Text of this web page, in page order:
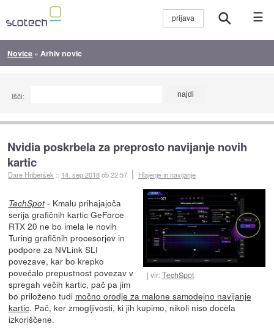
☰
Novice » Arhiv novic
Išči:
Nvidia poskrbela za preprosto navijanje novih
kartic
Dare Hriberšek :: 14. sep 2018ob 22:57 Hlajenje in navijanje
vir:TechSpot
TechSpot- Kmalu prihajajoča
serija grafičnih kartic GeForce
RTX 20 ne bo imela le novih
Turing grafičnih procesorjev in
podpore za NVLink SLI
povezave, kar bo krepko
povečalo prepustnost povezav v
spregah večih kartic, pač pa jim
bo priloženo tudi močno orodje za malone samodejno navijanje
kartic. Pač, ker zmogljivosti, ki jih kupimo, nikoli niso docela
izkoriščene.